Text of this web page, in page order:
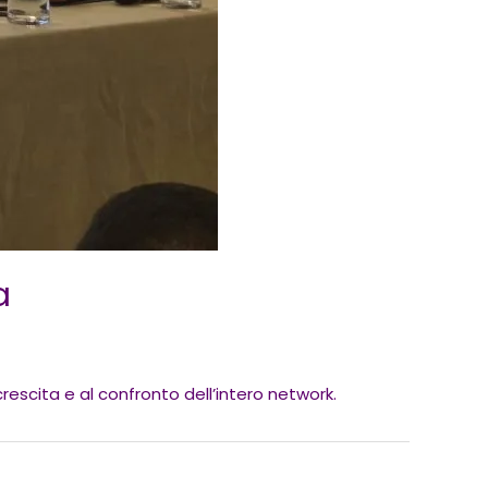
e al confronto dell’intero network.